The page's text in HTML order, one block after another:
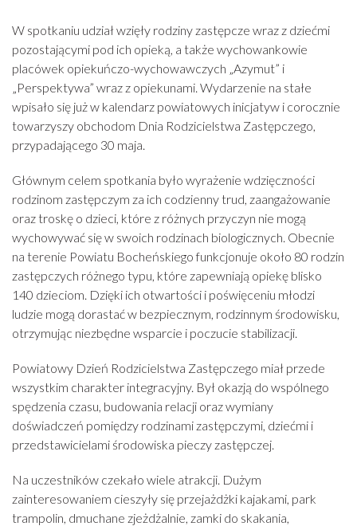
W spotkaniu udział wzięły rodziny zastępcze wraz z dziećmi
pozostającymi pod ich opieką, a także wychowankowie
placówek opiekuńczo-wychowawczych „Azymut” i
„Perspektywa” wraz z opiekunami. Wydarzenie na stałe
wpisało się już w kalendarz powiatowych inicjatyw i corocznie
towarzyszy obchodom Dnia Rodzicielstwa Zastępczego,
przypadającego 30 maja.
Głównym celem spotkania było wyrażenie wdzięczności
rodzinom zastępczym za ich codzienny trud, zaangażowanie
oraz troskę o dzieci, które z różnych przyczyn nie mogą
wychowywać się w swoich rodzinach biologicznych. Obecnie
na terenie Powiatu Bocheńskiego funkcjonuje około 80 rodzin
zastępczych różnego typu, które zapewniają opiekę blisko
140 dzieciom. Dzięki ich otwartości i poświęceniu młodzi
ludzie mogą dorastać w bezpiecznym, rodzinnym środowisku,
otrzymując niezbędne wsparcie i poczucie stabilizacji.
Powiatowy Dzień Rodzicielstwa Zastępczego miał przede
wszystkim charakter integracyjny. Był okazją do wspólnego
spędzenia czasu, budowania relacji oraz wymiany
doświadczeń pomiędzy rodzinami zastępczymi, dziećmi i
przedstawicielami środowiska pieczy zastępczej.
Na uczestników czekało wiele atrakcji. Dużym
zainteresowaniem cieszyły się przejażdżki kajakami, park
trampolin, dmuchane zjeżdżalnie, zamki do skakania,